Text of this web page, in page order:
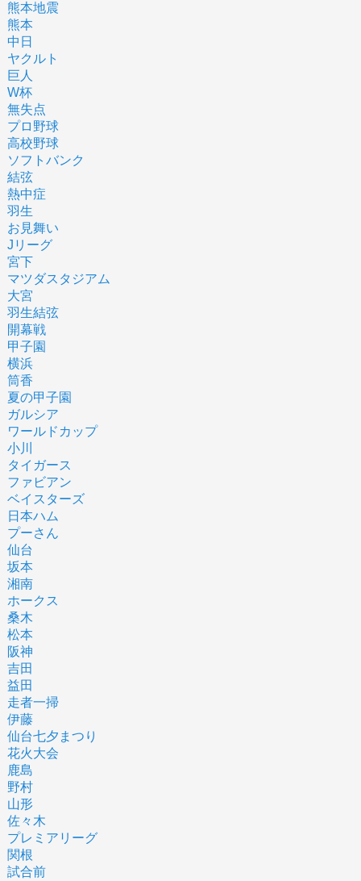
熊本地震
熊本
中日
ヤクルト
巨人
W杯
無失点
プロ野球
高校野球
ソフトバンク
結弦
熱中症
羽生
お見舞い
Jリーグ
宮下
マツダスタジアム
大宮
羽生結弦
開幕戦
甲子園
横浜
筒香
夏の甲子園
ガルシア
ワールドカップ
小川
タイガース
ファビアン
ベイスターズ
日本ハム
プーさん
仙台
坂本
湘南
ホークス
桑木
松本
阪神
吉田
益田
走者一掃
伊藤
仙台七夕まつり
花火大会
鹿島
野村
山形
佐々木
プレミアリーグ
関根
試合前